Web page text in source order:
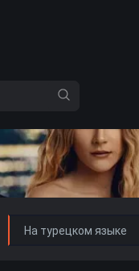
На турецком языке